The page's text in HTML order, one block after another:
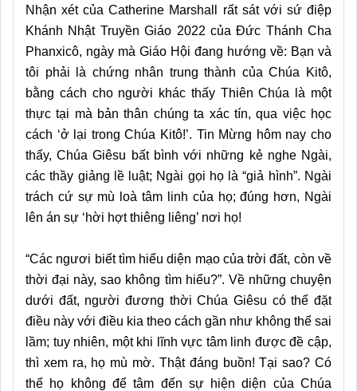
Nhận xét của Catherine Marshall rất sát với sứ điệp
Khánh Nhật Truyền Giáo 2022 của Đức Thánh Cha
Phanxicô, ngày mà Giáo Hội đang hướng về: Bạn và
tôi phải là chứng nhân trung thành của Chúa Kitô,
bằng cách cho người khác thấy Thiên Chúa là một
thực tại mà bản thân chúng ta xác tín, qua việc học
cách ‘ở lại trong Chúa Kitô!’. Tin Mừng hôm nay cho
thấy, Chúa Giêsu bất bình với những kẻ nghe Ngài,
các thầy giảng lề luật; Ngài gọi họ là “giả hình”. Ngài
trách cứ sự mù loà tâm linh của họ; đúng hơn, Ngài
lên án sự ‘hời hợt thiêng liêng’ nơi họ!
“Các ngươi biết tìm hiểu diện mạo của trời đất, còn về
thời đại này, sao không tìm hiểu?”. Về những chuyện
dưới đất, người đương thời Chúa Giêsu có thể đặt
điều này với điều kia theo cách gần như không thể sai
lầm; tuy nhiên, một khi lĩnh vực tâm linh được đề cập,
thì xem ra, họ mù mờ. Thật đáng buồn! Tại sao? Có
thể họ không để tâm đến sự hiện diện của Chúa